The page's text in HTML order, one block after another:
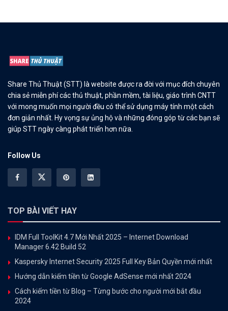
Share Thủ Thuật (STT) là website được ra đời với mục đích chuyên
chia sẻ miễn phí các thủ thuật, phần mềm, tài liệu, giáo trình CNTT
với mong muốn mọi người đều có thể sử dụng máy tính một cách
đơn giản nhất. Hy vọng sự ủng hộ và những đóng góp từ các bạn sẽ
giúp STT ngày càng phát triển hơn nữa.
Follow Us
TOP BÀI VIẾT HAY
IDM Full ToolKit 4.7 Mới Nhất 2025 – Internet Download
Manager 6.42 Build 52
Kaspersky Internet Security 2025 Full Key Bản Quyền mới nhất
Hướng dẫn kiếm tiền từ Google AdSense mới nhất 2024
Cách kiếm tiền từ Blog – Từng bước cho người mới bắt đầu
2024